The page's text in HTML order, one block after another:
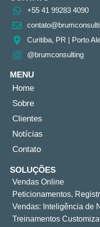
+55 41 99283 4090
Curitiba, PR​ | Porto
@brumconsulting
MENU
Home
Sobre
Clientes
Notícias
Contato
SOLUÇÕES
Vendas Online
Peticionamentos,
Vendas: Inteligência de
Treinamentos